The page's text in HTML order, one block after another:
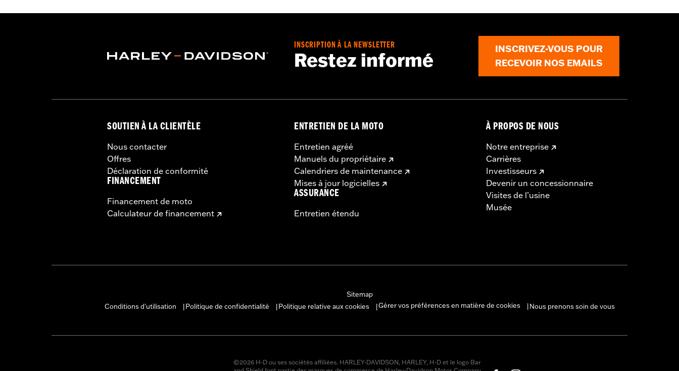
INSCRIPTION À LA NEWSLETTER
Restez informé
INSCRIVEZ-VOUS POUR
RECEVOIR NOS EMAILS
SOUTIEN À LA CLIENTÈLE
Nous contacter
Offres
Déclaration de conformité
FINANCEMENT
Financement de moto
Calculateur de financement
ENTRETIEN DE LA MOTO
Entretien agréé
Manuels du propriétaire
Calendriers de maintenance
Mises à jour logicielles
ASSURANCE
Entretien étendu
À PROPOS DE NOUS
Notre entreprise
Carrières
Investisseurs
Devenir un concessionnaire
Visites de l’usine
Musée
Sitemap
Conditions d'utilisation
Politique de confidentialité Politique relative aux cookies Gérer vos préférences en matière de cookies Nous prenons soin de vous
©2026 H-D ou ses sociétés affiliées. HARLEY-DAVIDSON, HARLEY, H-D et le logo Bar